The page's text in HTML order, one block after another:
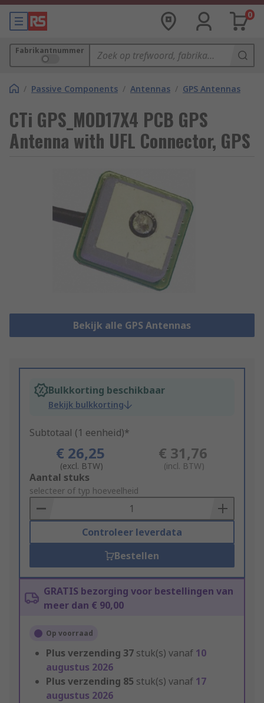
0
Fabrikantnummer
/ Passive Components / Antennas / GPS Antennas
CTi GPS_MOD17X4 PCB GPS
Antenna with UFL Connector, GPS
Bekijk alle GPS Antennas
Bulkkorting beschikbaar
Bekijk bulkkorting
Subtotaal (1 eenheid)*
€ 26,25
(excl. BTW)
€ 31,76
(incl. BTW)
Add
to
Basket
Aantal stuks
selecteer of typ hoeveelheid
Controleer leverdata
Bestellen
GRATIS bezorging voor bestellingen van
meer dan € 90,00
Op voorraad
Plus verzending 37 stuk(s) vanaf 10
augustus 2026
Plus verzending 85 stuk(s) vanaf 17
augustus 2026